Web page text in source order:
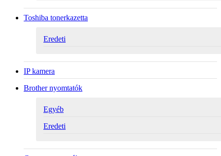
Toshiba tonerkazetta
Eredeti
IP kamera
Brother nyomtatók
Egyéb
Eredeti